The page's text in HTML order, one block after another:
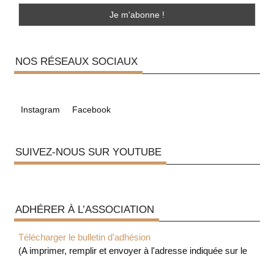
NOS RÉSEAUX SOCIAUX
Instagram Facebook
SUIVEZ-NOUS SUR YOUTUBE
ADHÉRER À L’ASSOCIATION
Télécharger le bulletin d'adhésion
(A imprimer, remplir et envoyer à l'adresse indiquée sur le